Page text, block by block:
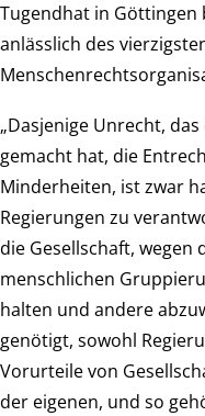
Tugendhat in Göttingen
anlässlich des
„Dasjenige Unrecht,
gemacht hat, die
Minderheiten, ist zwar
Regierungen zu
die Gesellschaft, wegen
menschlichen
halten und andere
genötigt, sowohl
Vorurteile von
der eigenen, und so